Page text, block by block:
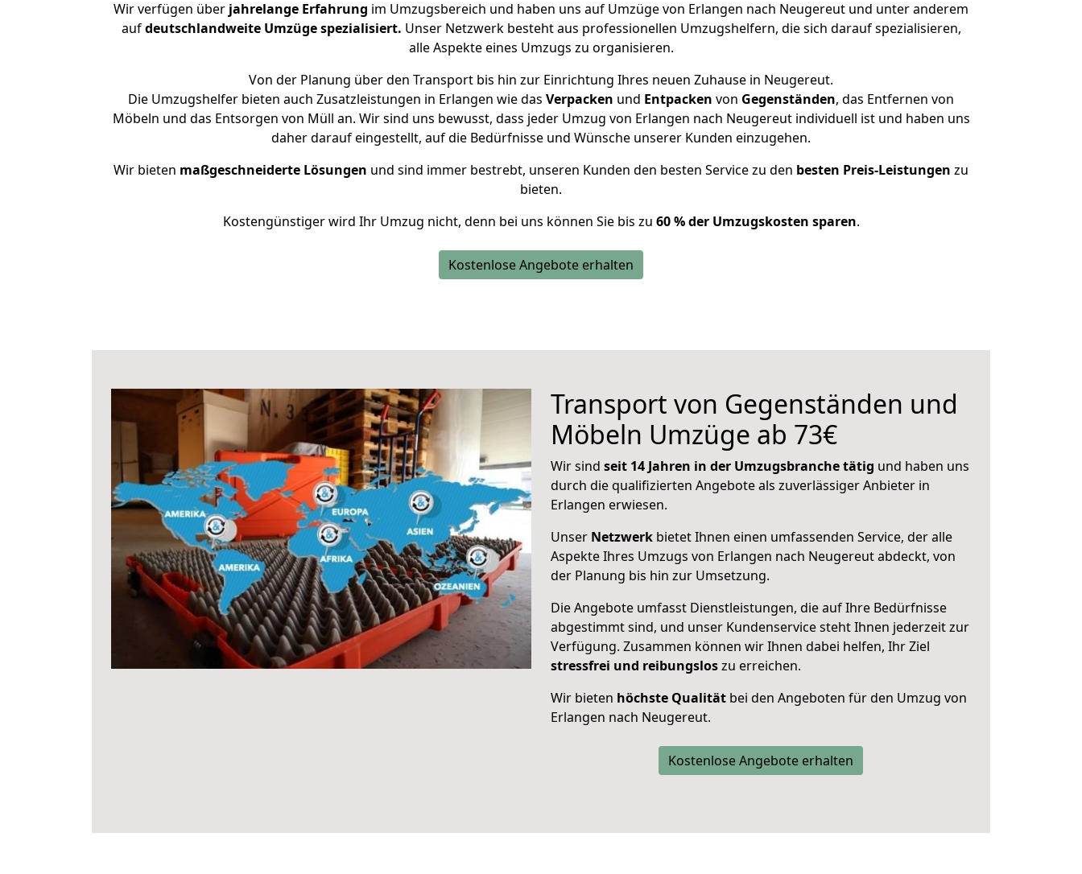
Wir verfügen über jahrelange Erfahrung im Umzugsbereich und haben uns auf Umzüge von Erlangen nach Neugereut und unter anderem
aufdeutschlandweite Umzüge spezialisiert. Unser Netzwerk besteht aus professionellen Umzugshelfern, die sich darauf spezialisieren,
alle Aspekte eines Umzugs zu organisieren.
Von der Planung über den Transport bis hin zur Einrichtung Ihres neuen Zuhause in Neugereut.
Die Umzugshelfer bieten auch Zusatzleistungen in Erlangen wie das Verpacken und Entpacken von Gegenständen, das Entfernen von
Möbeln und das Entsorgen von Müll an. Wir sind uns bewusst, dass jeder Umzug von Erlangen nach Neugereut individuell ist und haben uns
daher darauf eingestellt, auf die Bedürfnisse und Wünsche unserer Kunden einzugehen.
Wir bieten maßgeschneiderte Lösungen und sind immer bestrebt, unseren Kunden den besten Service zu den besten Preis-Leistungen zu
bieten.
Kostengünstiger wird Ihr Umzug nicht, denn bei uns können Sie bis zu 60 % der Umzugskosten sparen.
Kostenlose Angebote erhalten
Transport von Gegenständen und
Möbeln Umzüge ab 73€
Wir sind seit 14 Jahren in der Umzugsbranche tätig und haben uns
durch die qualifizierten Angebote als zuverlässiger Anbieter in
Erlangen erwiesen.
Unser Netzwerk bietet Ihnen einen umfassenden Service, der alle
Aspekte Ihres Umzugs von Erlangen nach Neugereut abdeckt, von
der Planung bis hin zur Umsetzung.
Die Angebote umfasst Dienstleistungen, die auf Ihre Bedürfnisse
abgestimmt sind, und unser Kundenservice steht Ihnen jederzeit zur
Verfügung. Zusammen können wir Ihnen dabei helfen, Ihr Ziel
stressfrei und reibungsloszu erreichen.
Wir bieten höchste Qualität bei den Angeboten für den Umzug von
Erlangen nach Neugereut.
Kostenlose Angebote erhalten